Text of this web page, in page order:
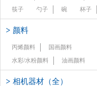
筷子
勺子 碗 杯子
> 颜料
丙烯颜料
国画颜料
水彩/水粉颜料
油画颜料
> 相机器材（全）